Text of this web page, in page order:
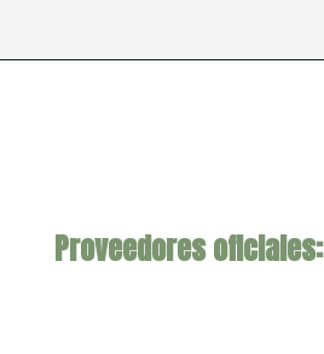
Proveedores oficiales: